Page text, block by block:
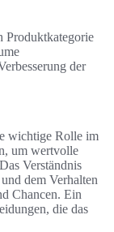
Produktkategorie
der
wichtige Rolle im
um wertvolle
Verständnis
dem Verhalten
Chancen. Ein
die das